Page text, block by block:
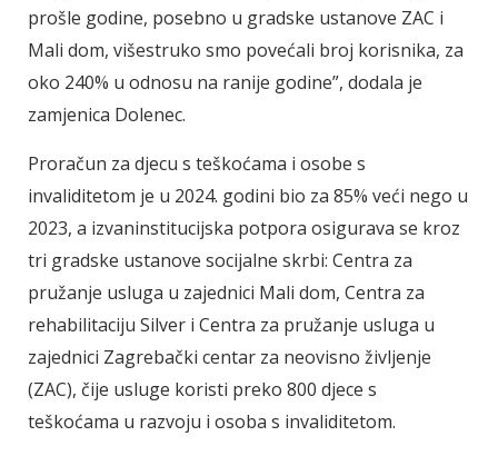
prošle godine, posebno u gradske ustanove ZAC i
Mali dom, višestruko smo povećali broj korisnika, za
oko 240% u odnosu na ranije godine”, dodala je
zamjenica Dolenec.
Proračun za djecu s teškoćama i osobe s
invaliditetom je u 2024. godini bio za 85% veći nego u
2023, a izvaninstitucijska potpora osigurava se kroz
tri gradske ustanove socijalne skrbi: Centra za
pružanje usluga u zajednici Mali dom, Centra za
rehabilitaciju Silver i Centra za pružanje usluga u
zajednici Zagrebački centar za neovisno življenje
(ZAC), čije usluge koristi preko 800 djece s
teškoćama u razvoju i osoba s invaliditetom.